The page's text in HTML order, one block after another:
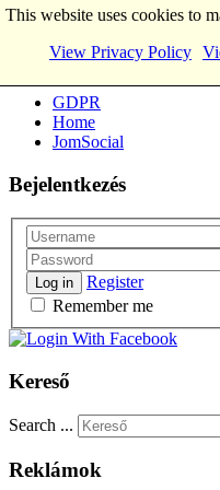
Main Menu
GDPR
Home
JomSocial
Bejelentkezés
Log in
Register
Remember me
Kereső
Search ...
Reklámok
This website uses cookies to
View Privacy Policy